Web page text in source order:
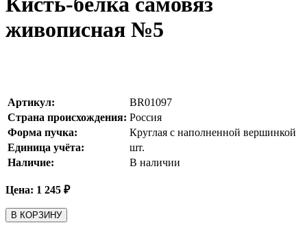
живописная №5
Артикул:
BR01097
Страна происхождения: Россия
Форма пучка:
Круглая с наполненной вершинкой
Единица учёта:
шт.
Наличие:
В наличии
Цена: 1 245 ₽
В КОРЗИНУ